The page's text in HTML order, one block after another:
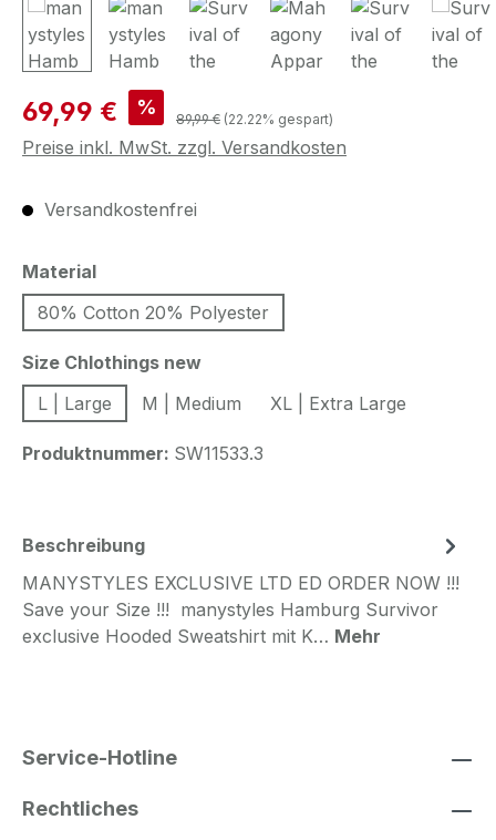
Verkaufspreis:
69,99 € % Regulärer Preis:
89,99 € (22.22% gespart)
Preise inkl. MwSt. zzgl. Versandkosten
Versandkostenfrei
Materialauswählen
80% Cotton 20% Polyester
Size Chlothings newauswählen
L | Large
M | Medium XL | Extra Large
Produktnummer: SW11533.3
Beschreibung
MANYSTYLES EXCLUSIVE LTD ED ORDER NOW !!!
Save your Size !!! manystyles Hamburg Survivor
exclusive Hooded Sweatshirt mit K… Mehr
Service-Hotline
Rechtliches